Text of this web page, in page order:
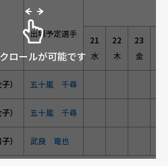
出場予定選手
21
水
22
木
23
金
） 五十嵐 千尋
） 五十嵐 千尋
） 武良 竜也
ロールが可能です